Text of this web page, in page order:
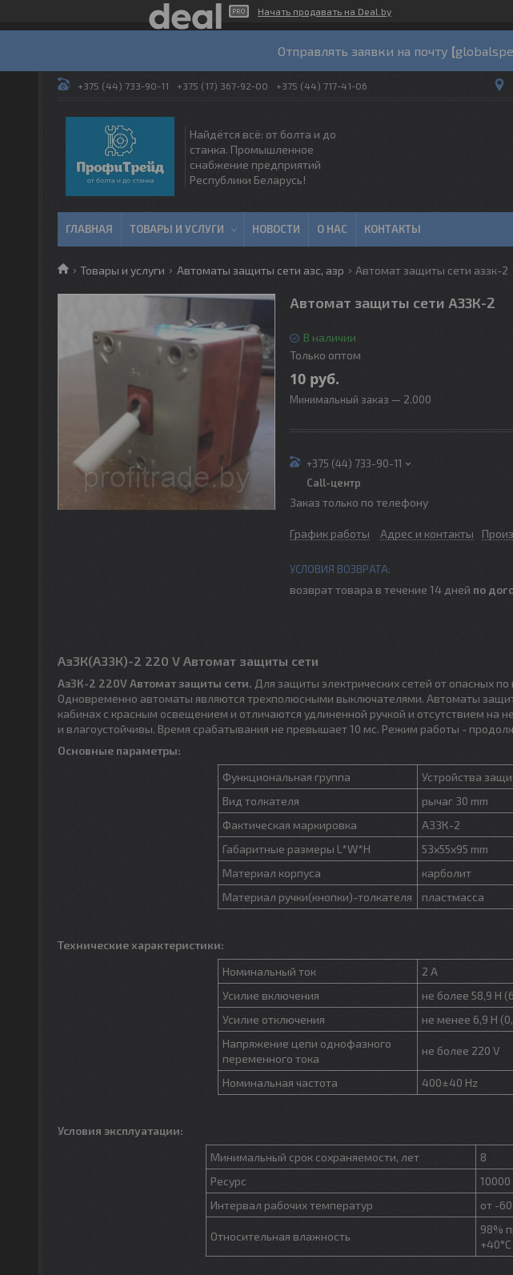
Начать продавать на Deal.by
Отправлять заявки на почту [
+375 (44) 733-90-11 +375 (17) 367-92-00 +375 (44) 717-41-06
Найдётся всё: от болта и до
станка. Промышленное
снабжение предприятий
Республики Беларусь!
ГЛАВНАЯ ТОВАРЫ И УСЛУГИ НОВОСТИ О НАС КОНТАКТЫ
Товары и услуги Автоматы защиты сети азс, азр Автомат защиты сети аззк-2
Автомат защиты сети АЗЗК-2
В наличии
Только оптом
10 руб.
Минимальный заказ — 2.000
+375 (44) 733-90-11
Call-центр
Заказ только по телефону
График работы Адрес и контакты
возврат товара в течение 14 дней по
Аз3К(АЗЗК)-2 220 V Автомат защиты сети
Аз3К-2 220V Автомат защиты сети. Для защиты электрических сетей от опасных
Одновременно автоматы являются трехполюсными выключателями. Автоматы
кабинах с красным освещением и отличаются удлиненной ручкой и отсутствием на
и влагоустойчивы. Время срабатывания не превышает 10 мс. Режим работы -
Основные параметры:
Функциональная группа
Устройства
Вид толкателя
рычаг 30 mm
Фактическая маркировка
АЗ3К-2
Габаритные размеры L*W*H
53х55х95 mm
Материал корпуса
карболит
Материал ручки(кнопки)-толкателя
пластмасса
Технические характеристики:
Номинальный ток
2 A
Усилие включения
не более 58,9 Н
Усилие отключения
не менее 6,9 Н
Напряжение цепи однофазного
переменного тока
не более 220 V
Номинальная частота 400±40 Hz
Условия эксплуатации:
Минимальный срок сохраняемости, лет
8
Ресурс
Интервал рабочих температур
от -
Относительная влажность
98%
+40°С